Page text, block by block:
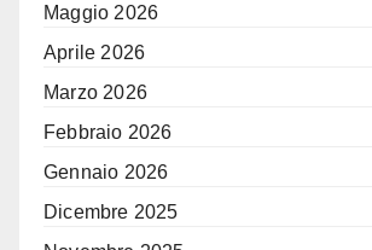
Maggio 2026
Aprile 2026
Marzo 2026
Febbraio 2026
Gennaio 2026
Dicembre 2025